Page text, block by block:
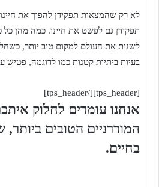
לא רק שהמצאות תפקידן להפוך את חיינו
תפקידן גם לפשט את חיינו. כמה מהן כל
לשנות את העולם למקום טוב יותר,
בעיות ביתיות קטנות כמו לדוגמה, פטיש
[tps_header][/tps_header]
אנחנו עומדים לחלוק
המודרניים הטובים ביותר,
בחיים.